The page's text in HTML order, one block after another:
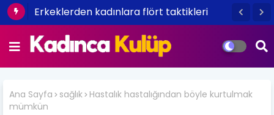
Erkeklerden kadınlara flört taktikleri
Ana Sayfa sağlık Hastalık hastalığından böyle kurtulmak
mümkün